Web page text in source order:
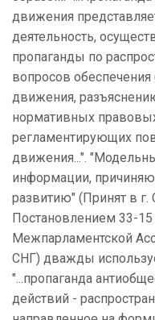
движения
деятельность,
пропаганды по
вопросов
движения,
нормативных
регламентирующих
движения...".
информации,
развитию" (Принят в г.
Постановлением 33-
Межпарламентской
СНГ) дважды
"...пропаганда
действий -